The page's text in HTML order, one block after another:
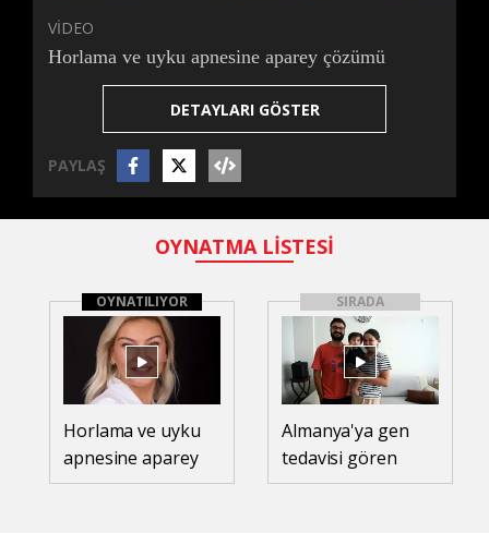
VİDEO
Horlama ve uyku apnesine aparey çözümü
DETAYLARI GÖSTER
PAYLAŞ
OYNATMA LİSTESİ
OYNATILIYOR
Horlama ve uyku
apnesine aparey
çözümü
SIRADA
Almanya'ya gen
tedavisi gören
SMA'lı Teoman